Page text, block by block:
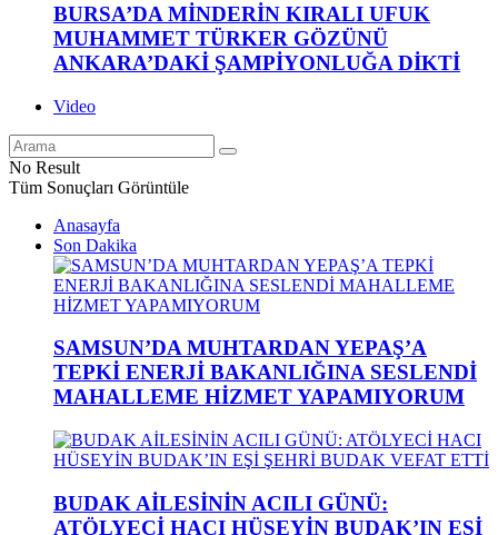
BURSA’DA MİNDERİN KIRALI UFUK
MUHAMMET TÜRKER GÖZÜNÜ
ANKARA’DAKİ ŞAMPİYONLUĞA DİKTİ
Video
No Result
Tüm Sonuçları Görüntüle
Anasayfa
Son Dakika
SAMSUN’DA MUHTARDAN YEPAŞ’A
TEPKİ ENERJİ BAKANLIĞINA SESLENDİ
MAHALLEME HİZMET YAPAMIYORUM
BUDAK AİLESİNİN ACILI GÜNÜ:
ATÖLYECİ HACI HÜSEYİN BUDAK’IN EŞİ